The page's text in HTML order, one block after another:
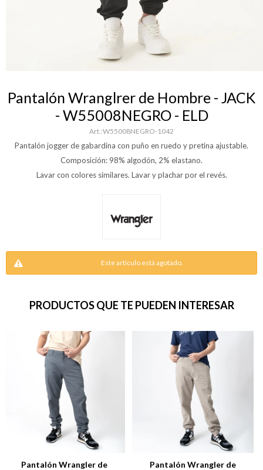
Pantalón Wranglrer de Hombre - JACK
- W55008NEGRO - ELD
W55008NEGRO-1042
Pantalón jogger de gabardina con puño en ruedo y pretina ajustable.
Composición: 98% algodón, 2% elastano.
Lavar con colores similares. Lavar y plachar por el revés.
Este artículo está agotado.
PRODUCTOS QUE TE PUEDEN INTERESAR
Pantalón Wrangler de
Pantalón Wrangler de